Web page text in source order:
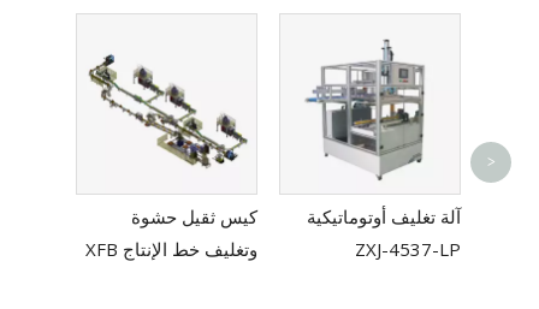
كيس ثقيل حشوة
وتغليف خط الإنتاج XFB
آلة تغليف أوتوماتيكية
ZXJ-4537-LP
>